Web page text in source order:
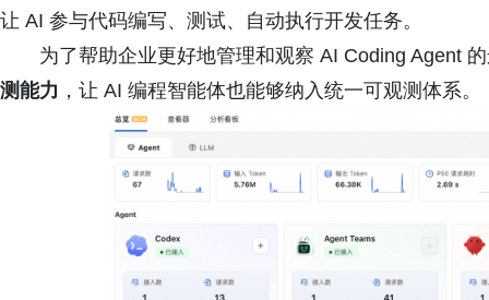
让 AI 参与代码编写、测试、自动执行开发任务。
为了帮助企业更好地管理和观察 AI Coding Agent
测能力 ，让 AI 编程智能体也能够纳入统一可观测体系。